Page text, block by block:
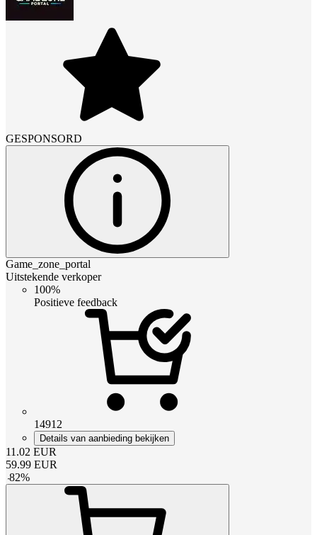
GESPONSORD
Game_zone_portal
Uitstekende verkoper
100%
Positieve feedback
14912
Details van aanbieding bekijken
11.02 EUR
59.99 EUR
-82%